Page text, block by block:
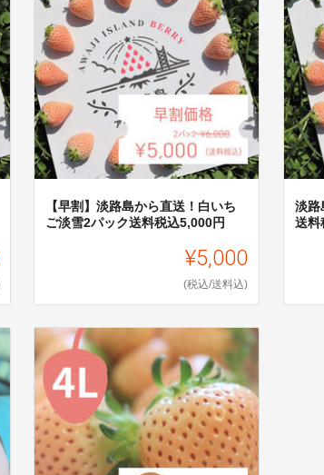
【早割】淡路島から直送！白いち
ご淡雪2パック送料税込5,000円
¥5,000
(税込/送料込)
淡路
送料